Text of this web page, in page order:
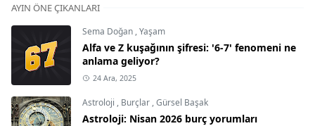
AYIN ÖNE ÇIKANLARI
Sema Doğan ,Yaşam
Alfa ve Z kuşağının şifresi: '6-7' fenomeni ne
anlama geliyor?
24 Ara, 2025
Astroloji , Burçlar ,Gürsel Başak
Astroloji: Nisan 2026 burç yorumları